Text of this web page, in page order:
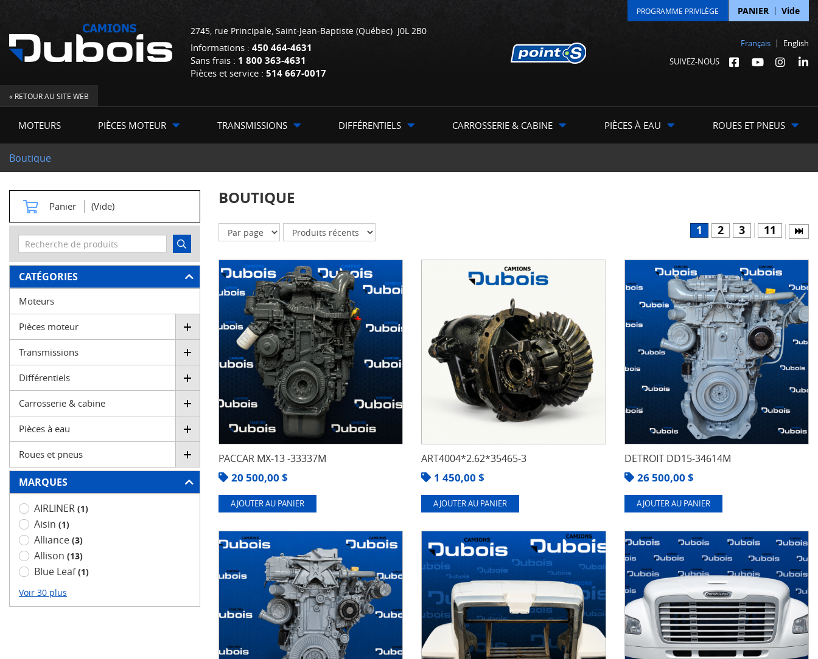
2745, rue Principale, Saint-Jean-Baptiste (Québec) J0L 2B0
Informations : 450 464-4631
Sans frais : 1 800 363-4631
Pièces et service : 514 667-0017
Français
English
SUIVEZ-NOUS
PROGRAMME PRIVILÈGE PANIER Vide
« RETOUR AU SITE WEB
MOTEURS PIÈCES MOTEUR TRANSMISSIONS DIFFÉRENTIELS CARROSSERIE & CABINE PIÈCES À EAU ROUES ET PNEUS
Boutique
Panier (Vide)
FILTRER
CATÉGORIES
Moteurs
Pièces moteur
Transmissions
Différentiels
Carrosserie & cabine
Pièces à eau
Roues et pneus
MARQUES
AIRLINER (1)
Aisin (1)
Alliance (3)
Allison (13)
Blue Leaf(1)
Voir 30 plus
BOUTIQUE
1 2 3 11
PACCAR MX-13 -33337M
20 500,00 $
AJOUTER AU PANIER
ART4004*2.62*35465-3
1 450,00 $
AJOUTER AU PANIER
DETROIT DD15-34614M
26 500,00 $
AJOUTER AU PANIER